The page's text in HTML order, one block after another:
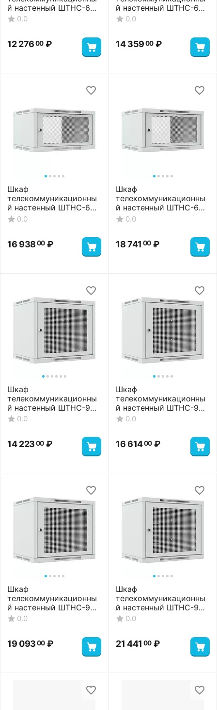
й настенный ШТНС-6U-
600-350-П-RAL7035
0.0
12 27600 ₽
й настенный ШТНС-6U-
600-450-П-RAL7035
0.0
14 35900 ₽
Шкаф
телекоммуникационны
й настенный ШТНС-6U-
600-550-П-RAL7035
0.0
16 93800 ₽
Шкаф
телекоммуникационны
й настенный ШТНС-6U-
600-650-П-RAL7035
0.0
18 741 00 ₽
Шкаф
телекоммуникационны
й настенный ШТНС-9U-
600-350-П-RAL7035
0.0
14 22300 ₽
Шкаф
телекоммуникационны
й настенный ШТНС-9U-
600-450-П-RAL7035
0.0
16 61400 ₽
Шкаф
телекоммуникационны
й настенный ШТНС-9U-
600-550-П-RAL7035
0.0
19 09300 ₽
Шкаф
телекоммуникационны
й настенный ШТНС-9U-
600-650-П-RAL7035
0.0
21 441 00 ₽